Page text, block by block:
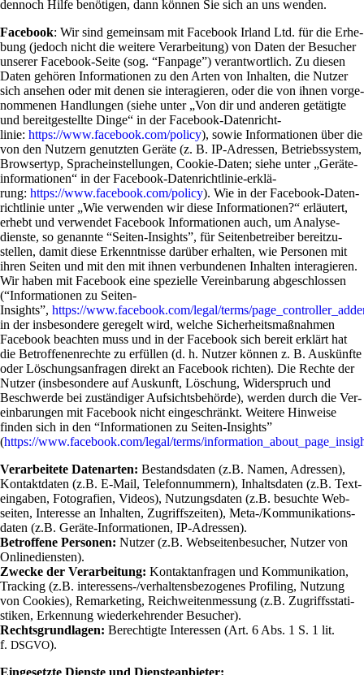
den­noch Hilfe benö­tigen, dann können Sie sich an uns wenden.
Face­book: Wir sind gemeinsam mit Face­book Irland Ltd. für die Erhe­
bung (jedoch nicht die wei­tere Ver­ar­bei­tung) von Daten der Besu­cher
unserer Face­book-Seite (sog. “Fan­page”) ver­ant­wort­lich. Zu diesen
Daten gehören Infor­ma­tionen zu den Arten von Inhalten, die Nutzer
sich ansehen oder mit denen sie inter­agieren, oder die von ihnen vor­ge­
nom­menen Hand­lungen (siehe unter „Von dir und anderen getä­tigte
und bereit­ge­stellte Dinge“ in der Face­book-Daten­richt­
linie: https://www.facebook.com/policy), sowie Infor­ma­tionen über die
von den Nut­zern genutzten Geräte (z. B. IP-Adressen, Betriebs­sy­stem,
Brow­sertyp, Sprach­ein­stel­lungen, Cookie-Daten; siehe unter „Gerä­te­
in­for­ma­tionen“ in der Face­book-Daten­richt­linie-erklä­
rung: https://www.facebook.com/policy). Wie in der Face­book-Daten­
richt­linie unter „Wie ver­wenden wir diese Infor­ma­tionen?“ erläu­tert,
erhebt und ver­wendet Face­book Infor­ma­tionen auch, um Ana­ly­se­
dienste, so genannte “Seiten-Insights”, für Sei­ten­be­treiber bereit­zu­
stellen, damit diese Erkennt­nisse dar­über erhalten, wie Per­sonen mit
ihren Seiten und mit den mit ihnen ver­bun­denen Inhalten inter­agieren.
Wir haben mit Face­book eine spe­zi­elle Ver­ein­ba­rung abge­schlossen
(“Infor­ma­tionen zu Seiten-
Insights”, https://www.facebook.com/legal/terms/
in der ins­be­son­dere gere­gelt wird, welche Sicher­heits­maß­nahmen
Face­book beachten muss und in der Face­book sich bereit erklärt hat
die Betrof­fe­nen­rechte zu erfüllen (d. h. Nutzer können z. B. Aus­künfte
oder Löschungs­an­fragen direkt an Face­book richten). Die Rechte der
Nutzer (ins­be­son­dere auf Aus­kunft, Löschung, Wider­spruch und
Beschwerde bei zustän­diger Auf­sichts­be­hörde), werden durch die Ver­
ein­ba­rungen mit Face­book nicht ein­ge­schränkt. Wei­tere Hin­weise
finden sich in den “Infor­ma­tionen zu Seiten-Insights”
(https://www.facebook.com/legal/terms/
Ver­ar­bei­tete Daten­arten: Bestands­daten (z.B. Namen, Adressen),
Kon­takt­daten (z.B. E‑Mail, Tele­fon­num­mern), Inhalts­daten (z.B. Text­
ein­gaben, Foto­gra­fien, Videos), Nut­zungs­daten (z.B. besuchte Web­
seiten, Inter­esse an Inhalten, Zugriffs­zeiten), Meta-/Kom­mu­ni­ka­ti­ons­
daten (z.B. Geräte-Infor­ma­tionen, IP-Adressen).
Betrof­fene Per­sonen: Nutzer (z.B. Web­sei­ten­be­su­cher, Nutzer von
Onlinediensten).
Zwecke der Ver­ar­bei­tung: Kon­takt­an­fragen und Kom­mu­ni­ka­tion,
Tracking (z.B. inter­es­sens-/ver­hal­tens­be­zo­genes Pro­filing, Nut­zung
von Coo­kies), Remar­ke­ting, Reich­wei­ten­mes­sung (z.B. Zugriffs­sta­ti­
stiken, Erken­nung wie­der­keh­render Besucher).
Rechts­grund­lagen: Berech­tigte Inter­essen (Art. 6 Abs. 1 S. 1 lit.
f. DSGVO).